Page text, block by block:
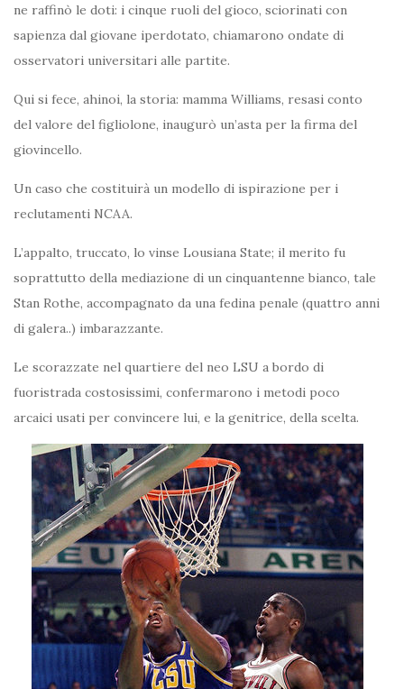
ne raffinò le doti: i cinque ruoli del gioco, sciorinati con
sapienza dal giovane iperdotato, chiamarono ondate di
osservatori universitari alle partite.
Qui si fece, ahinoi, la storia: mamma Williams, resasi conto
del valore del figliolone, inaugurò un’asta per la firma del
giovincello.
Un caso che costituirà un modello di ispirazione per i
reclutamenti NCAA.
L’appalto, truccato, lo vinse Lousiana State; il merito fu
soprattutto della mediazione di un cinquantenne bianco, tale
Stan Rothe, accompagnato da una fedina penale (quattro anni
di galera..) imbarazzante.
Le scorazzate nel quartiere del neo LSU a bordo di
fuoristrada costosissimi, confermarono i metodi poco
arcaici usati per convincere lui, e la genitrice, della scelta.